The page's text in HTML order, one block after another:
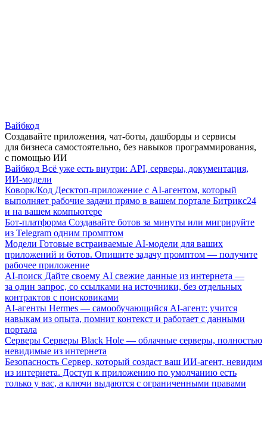
Вайбкод
Создавайте приложения, чат-боты, дашборды и сервисы
для бизнеса самостоятельно, без навыков программирования,
с помощью ИИ
Вайбкод Всё уже есть внутри: API, серверы, документация,
ИИ-модели
Коворк/Код Десктоп-приложение с AI-агентом, который
выполняет рабочие задачи прямо в вашем портале Битрикс24
и на вашем компьютере
Бот-платформа Создавайте ботов за минуты или мигрируйте
из Telegram одним промптом
Модели Готовые встраиваемые AI-модели для ваших
приложений и ботов. Опишите задачу промптом — получите
рабочее приложение
AI-поиск Дайте своему AI свежие данные из интернета —
за один запрос, со ссылками на источники, без отдельных
контрактов с поисковиками
AI-агенты Hermes — самообучающийся AI-агент: учится
навыкам из опыта, помнит контекст и работает с данными
портала
Серверы Серверы Black Hole — облачные серверы, полностью
невидимые из интернета
Безопасность Сервер, который создаст ваш ИИ-агент, невидим
из интернета. Доступ к приложению по умолчанию есть
только у вас, а ключи выдаются с ограниченными правами